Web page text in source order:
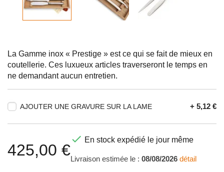
La Gamme inox « Prestige » est ce qui se fait de mieux en
coutellerie. Ces luxueux articles traverseront le temps en
ne demandant aucun entretien.
AJOUTER UNE GRAVURE SUR LA LAME + 5,12 €
425,00 €
 En stock expédié le jour même
Livraison estimée le : 08/08/2026 détail